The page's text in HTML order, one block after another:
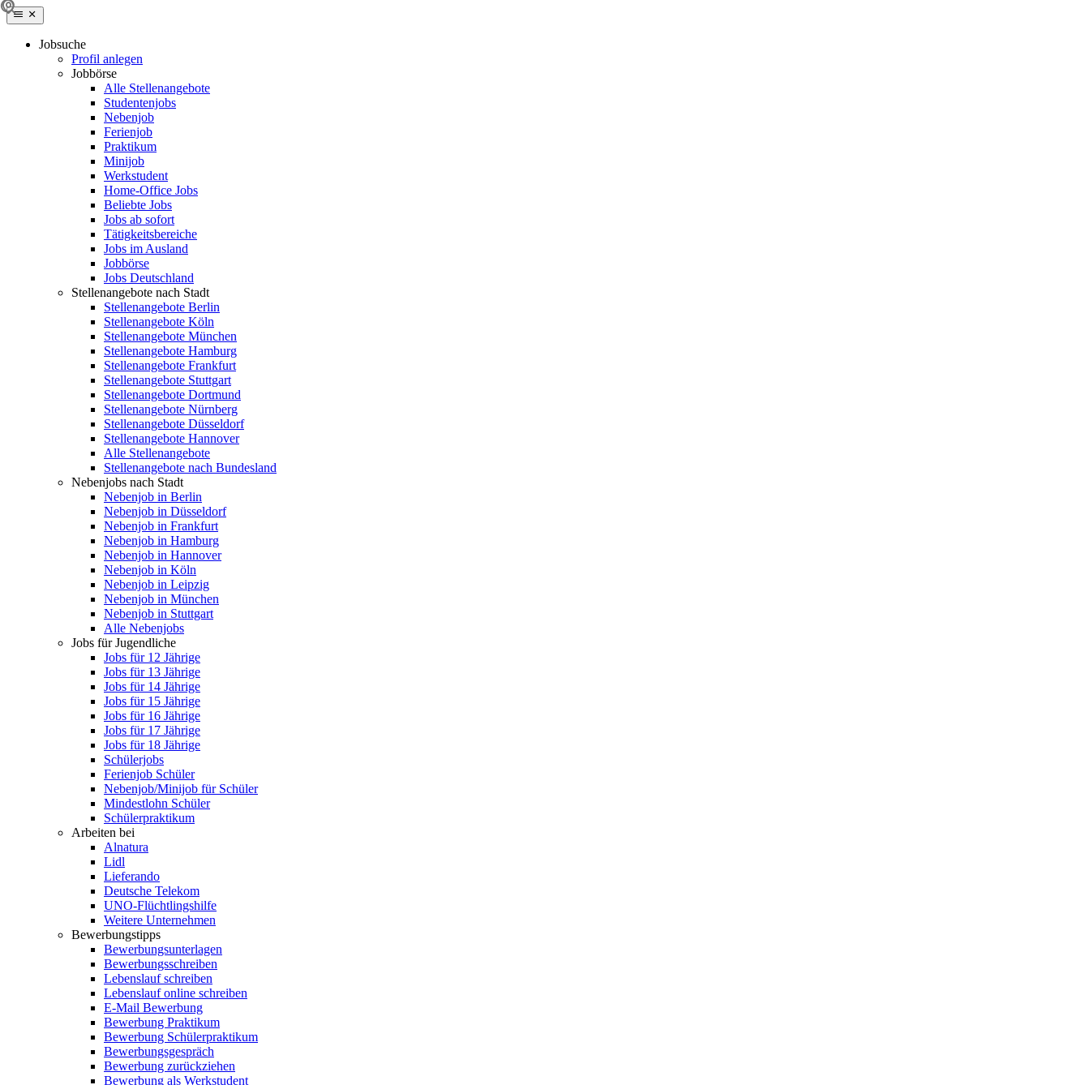
Jobsuche
Profil anlegen
Jobbörse
Alle Stellenangebote
Studentenjobs
Nebenjob
Ferienjob
Praktikum
Minijob
Werkstudent
Home-Office Jobs
Beliebte Jobs
Jobs ab sofort
Tätigkeitsbereiche
Jobs im Ausland
Jobbörse
Jobs Deutschland
Stellenangebote nach Stadt
Stellenangebote Berlin
Stellenangebote Köln
Stellenangebote München
Stellenangebote Hamburg
Stellenangebote Frankfurt
Stellenangebote Stuttgart
Stellenangebote Dortmund
Stellenangebote Nürnberg
Stellenangebote Düsseldorf
Stellenangebote Hannover
Alle Stellenangebote
Stellenangebote nach Bundesland
Nebenjobs nach Stadt
Nebenjob in Berlin
Nebenjob in Düsseldorf
Nebenjob in Frankfurt
Nebenjob in Hamburg
Nebenjob in Hannover
Nebenjob in Köln
Nebenjob in Leipzig
Nebenjob in München
Nebenjob in Stuttgart
Alle Nebenjobs
Jobs für Jugendliche
Jobs für 12 Jährige
Jobs für 13 Jährige
Jobs für 14 Jährige
Jobs für 15 Jährige
Jobs für 16 Jährige
Jobs für 17 Jährige
Jobs für 18 Jährige
Schülerjobs
Ferienjob Schüler
Nebenjob/Minijob für Schüler
Mindestlohn Schüler
Schülerpraktikum
Arbeiten bei
Alnatura
Lidl
Lieferando
Deutsche Telekom
UNO-Flüchtlingshilfe
Weitere Unternehmen
Bewerbungstipps
Bewerbungsunterlagen
Bewerbungsschreiben
Lebenslauf schreiben
Lebenslauf online schreiben
E-Mail Bewerbung
Bewerbung Praktikum
Bewerbung Schülerpraktikum
Bewerbungsgespräch
Bewerbung zurückziehen
Bewerbung als Werkstudent